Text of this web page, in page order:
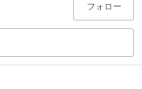
フォロー